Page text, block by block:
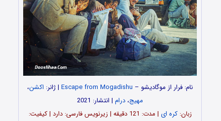
نام: فرار از موگادیشو – Escape from Mogadishu | ژانر: اکشن،
مهیج، درام | انتشار: 2021
زبان:کره ای
| مدت: 121 دقیقه | زیرنویس فارسی: دارد | کیفیت: